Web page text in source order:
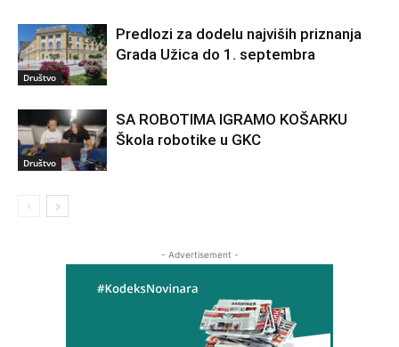
Društvo
Predlozi za dodelu najviših priznanja
Grada Užica do 1. septembra
Društvo
SA ROBOTIMA IGRAMO KOŠARKU
Škola robotike u GKC
- Advertisement -